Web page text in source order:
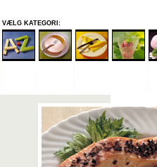
VÆLG KATEGORI: